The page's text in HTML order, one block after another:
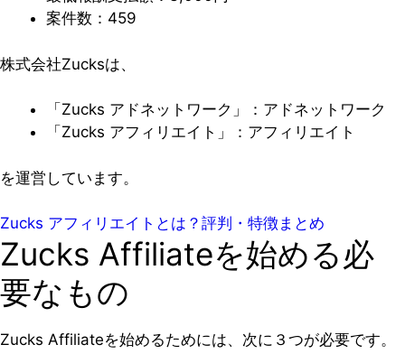
案件数：459
株式会社Zucksは、
「Zucks アドネットワーク」：アドネットワーク
「Zucks アフィリエイト」：アフィリエイト
を運営しています。
Zucks アフィリエイトとは？評判・特徴まとめ
Zucks Affiliateを始める必
要なもの
Zucks Affiliateを始めるためには、次に３つが必要です。